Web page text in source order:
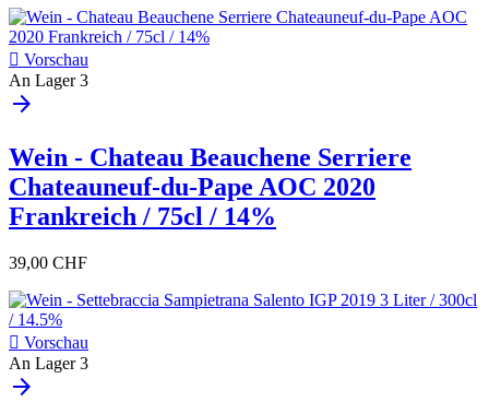
 Vorschau
An Lager 3
arrow_forward
Wein - Chateau Beauchene Serriere
Chateauneuf-du-Pape AOC 2020
Frankreich / 75cl / 14%
39,00 CHF
 Vorschau
An Lager 3
arrow_forward